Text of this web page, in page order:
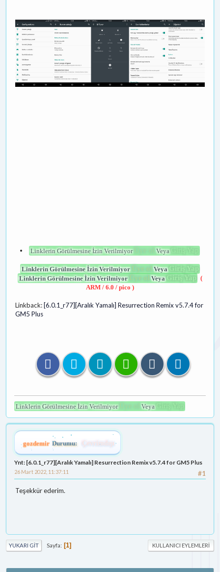
Linklerin Görülmesine İzin Verilmiyor Veya
Linklerin Görülmesine İzin Verilmiyor Veya Giriş Yap
Linklerin Görülmesine İzin Verilmiyor Veya Giriş Yap
(
ARM / 6.0 / pico )
Linkback: [6.0.1_r77][Aralık Yamalı] Resurrection Remix v5.7.4 for
GM5 Plus
Linklerin Görülmesine İzin Verilmiyor Veya
gozdemir Durumu: Çevrimdışı
Ynt: [6.0.1_r77][Aralık Yamalı] Resurrection Remix v5.7.4 for GM5 Plus
#1
26 Mart 2022, 11:37:11
Teşekkür ederim.
YUKARI GIT Sayfa 1 KULLANICI EYLEMLERI